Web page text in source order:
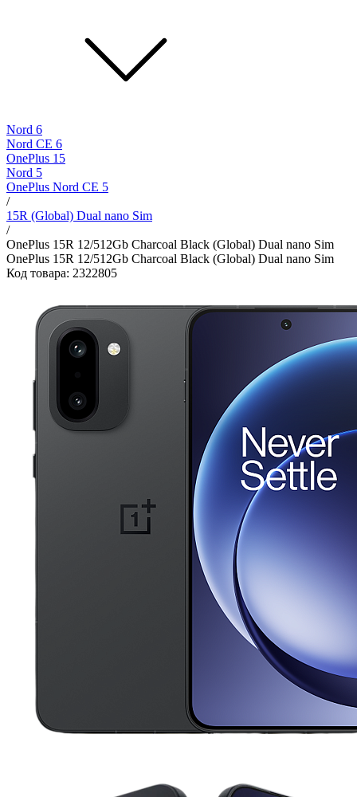
Nord 6
Nord CE 6
OnePlus 15
Nord 5
OnePlus Nord CE 5
/
15R (Global) Dual nano Sim
/
OnePlus 15R 12/512Gb Charcoal Black (Global) Dual nano Sim
OnePlus 15R 12/512Gb Charcoal Black (Global) Dual nano Sim
Код товара: 2322805